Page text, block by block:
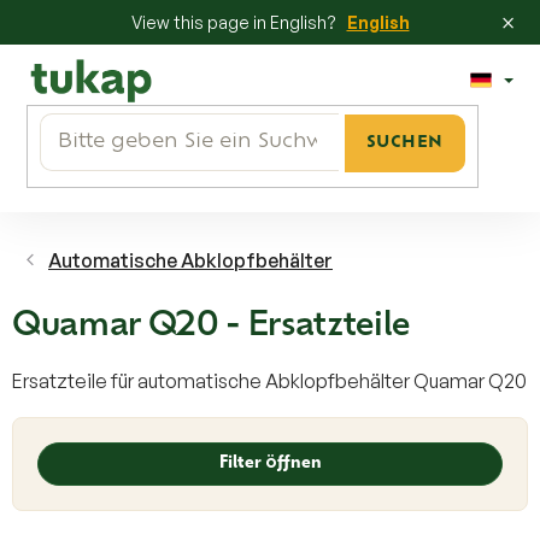
View this page in English? English ×
Inhalt
springen
SUCHEN
Automatische Abklopfbehälter
Quamar Q20 - Ersatzteile
Ersatzteile für automatische Abklopfbehälter Quamar Q20
Filter öffnen
L
t